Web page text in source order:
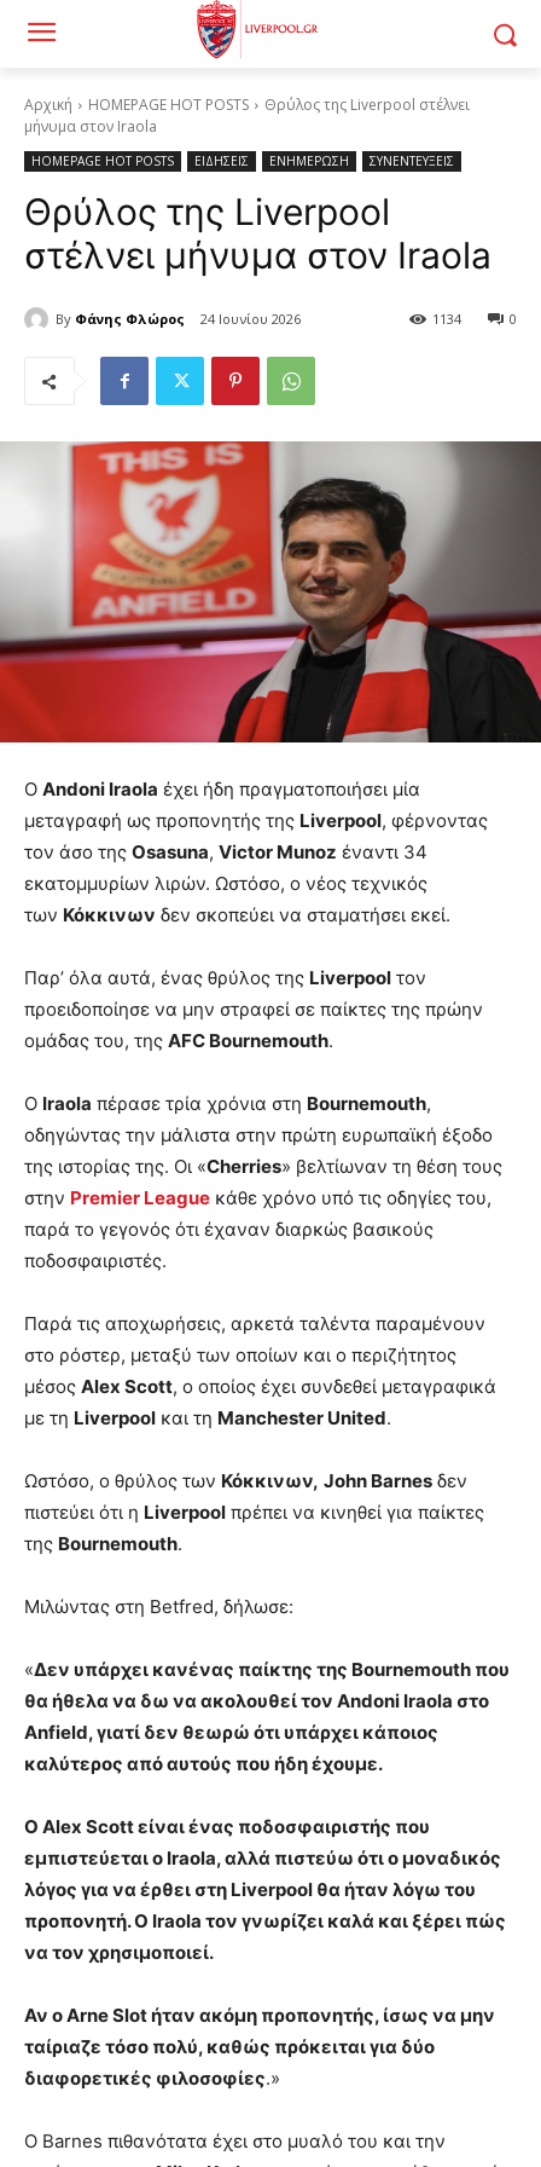
Αρχική HOMEPAGE HOT POSTS
Θρύλος της Liverpool στέλνει
μήνυμα στον Iraola
HOMEPAGE HOT POSTS ΕΙΔΗΣΕΙΣ ΕΝΗΜΕΡΩΣΗ ΣΥΝΕΝΤΕΥΞΕΙΣ
Θρύλος της Liverpool
στέλνει μήνυμα στον Iraola
By Φάνης Φλώρος 24 Ιουνίου 2026 0
1134
Ο Andoni Iraola έχει ήδη πραγματοποιήσει μία
μεταγραφή ως προπονητής της Liverpool, φέρνοντας
τον άσο της Osasuna, Victor Munoz έναντι 34
εκατομμυρίων λιρών. Ωστόσο, ο νέος τεχνικός
των Κόκκινων δεν σκοπεύει να σταματήσει εκεί.
Παρ’ όλα αυτά, ένας θρύλος της Liverpool τον
προειδοποίησε να μην στραφεί σε παίκτες της πρώην
ομάδας του, της AFC Bournemouth.
Ο Iraola πέρασε τρία χρόνια στη Bournemouth,
οδηγώντας την μάλιστα στην πρώτη ευρωπαϊκή έξοδο
της ιστορίας της. Οι «Cherries» βελτίωναν τη θέση τους
στην Premier League κάθε χρόνο υπό τις οδηγίες του,
παρά το γεγονός ότι έχαναν διαρκώς βασικούς
ποδοσφαιριστές.
Παρά τις αποχωρήσεις, αρκετά ταλέντα παραμένουν
στο ρόστερ, μεταξύ των οποίων και ο περιζήτητος
μέσος Alex Scott, ο οποίος έχει συνδεθεί μεταγραφικά
με τη Liverpool και τη Manchester United.
Ωστόσο, ο θρύλος των Κόκκινων, John Barnes δεν
πιστεύει ότι η Liverpool πρέπει να κινηθεί για παίκτες
της Bournemouth.
Μιλώντας στη Betfred, δήλωσε:
«Δεν υπάρχει κανένας παίκτης της Bournemouth που
θα ήθελα να δω να ακολουθεί τον Andoni Iraola στο
Anfield, γιατί δεν θεωρώ ότι υπάρχει κάποιος
καλύτερος από αυτούς που ήδη έχουμε.
Ο Alex Scott είναι ένας ποδοσφαιριστής που
εμπιστεύεται ο Iraola, αλλά πιστεύω ότι ο μοναδικός
λόγος για να έρθει στη Liverpool θα ήταν λόγω του
προπονητή. Ο Iraola τον γνωρίζει καλά και ξέρει πώς
να τον χρησιμοποιεί.
Αν ο Arne Slot ήταν ακόμη προπονητής, ίσως να μην
ταίριαζε τόσο πολύ, καθώς πρόκειται για δύο
διαφορετικές φιλοσοφίες.»
Ο Barnes πιθανότατα έχει στο μυαλό του και την